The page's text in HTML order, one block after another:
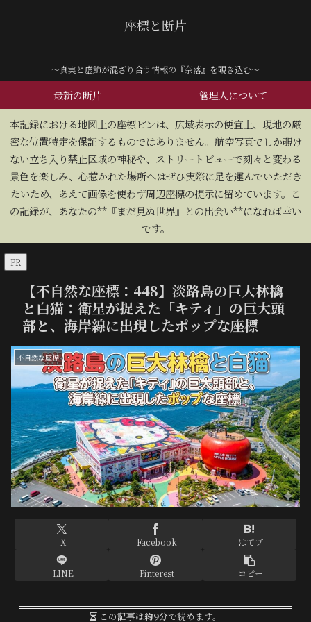
座標と断片
～真実と虚飾が混ざり合う情報の『奈落』を覗き込む～
最新の断片 管理人について
​本記録における地図上の座標ピンは、広域表示の便宜上、現地の厳
密な位置特定を保証するものではありません。航空写真でしか覗け
ない立ち入り禁止区域の神秘や、ストリートビューで刻々と変わる
景色を楽しみ、心惹かれた場所へはぜひ実際に足を運んでいただき
たいため、あえて画像を使わず周辺座標の提示に留めています。こ
の記録が、あなたの**『まだ見ぬ世界』との出会い**になれば幸い
です。
PR
【不自然な座標：448】淡路島の巨大林檎
と白猫：衛星が捉えた「キティ」の巨大頭
部と、海岸線に出現したポップな座標
不自然な座標
X Facebook はてブ
LINE Pinterest コピー
この記事は約9分で読めます。